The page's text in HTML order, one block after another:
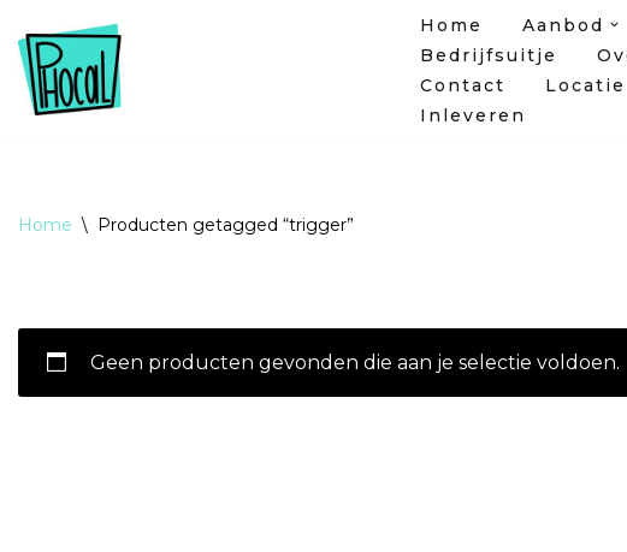
Ga
naar
Home
Aanbod
Bedrijfsuitje
Contact
Locatie
Inleveren
Home \ Producten getagged “trigger”
Geen producten gevonden die aan je selectie voldoen.